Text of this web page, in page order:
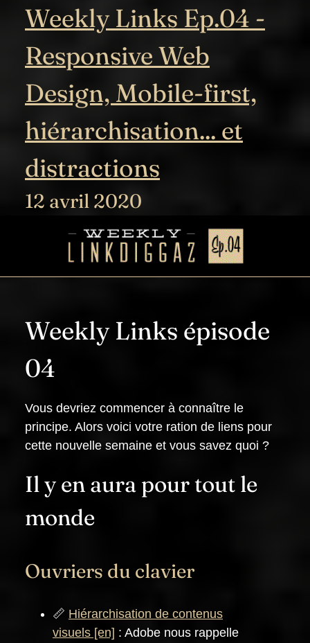
Weekly Links Ep.04 -
Responsive Web
Design, Mobile-first,
hiérarchisation... et
distractions
12 avril 2020
Weekly Links épisode
04
Vous devriez commencer à connaître le
principe. Alors voici votre ration de liens pour
cette nouvelle semaine et vous savez quoi ?
Il y en aura pour tout le
monde
Ouvriers du clavier
📏 Hiérarchisation de contenus
visuels
: Adobe nous rappelle